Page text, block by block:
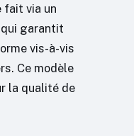
fait via un
qui garantit
vis-à-vis
Ce modèle
la qualité de